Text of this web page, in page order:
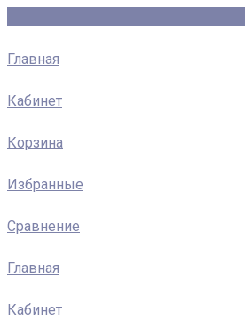
Главная
Кабинет
Корзина
Избранные
Сравнение
Главная
Кабинет